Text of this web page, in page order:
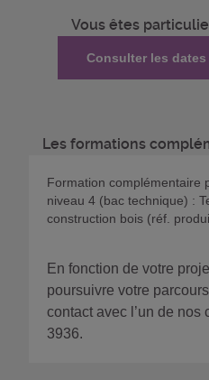
Vous êtes
Consulter les
Les formations
Formation complémentaire
niveau 4 (bac technique) :
construction bois (réf.
En fonction de votre
poursuivre votre
contact avec l’un de
3936.